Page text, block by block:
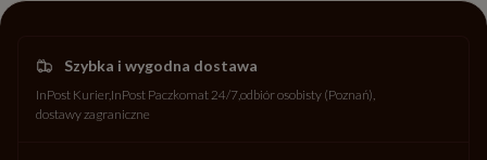
Szybka i wygodna dostawa
InPost Kurier InPost Paczkomat 24/7odbiór osobisty (Poznań)
dostawy zagraniczne